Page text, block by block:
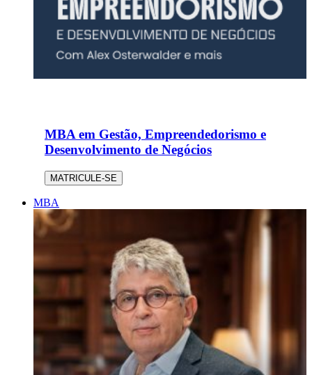
MBA em Gestão, Empreendedorismo e
Desenvolvimento de Negócios
MATRICULE-SE
MBA